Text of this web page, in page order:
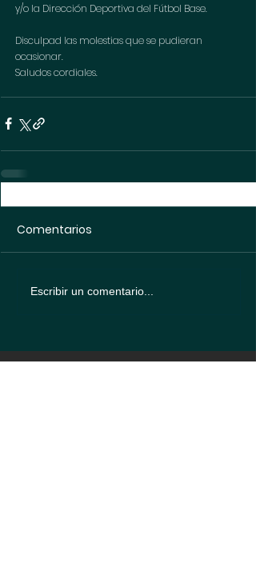
y/o la Dirección Deportiva del Fútbol Base.
Disculpad las molestias que se pudieran
ocasionar.
Saludos cordiales.
Comentarios
Escribir un comentario...